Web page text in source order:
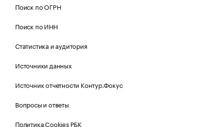
Поиск по ОГРН
Поиск по ИНН
Статистика и аудитория
Источники данных
Источник отчетности Контур.Фокус
Вопросы и ответы
Политика Cookies РБК